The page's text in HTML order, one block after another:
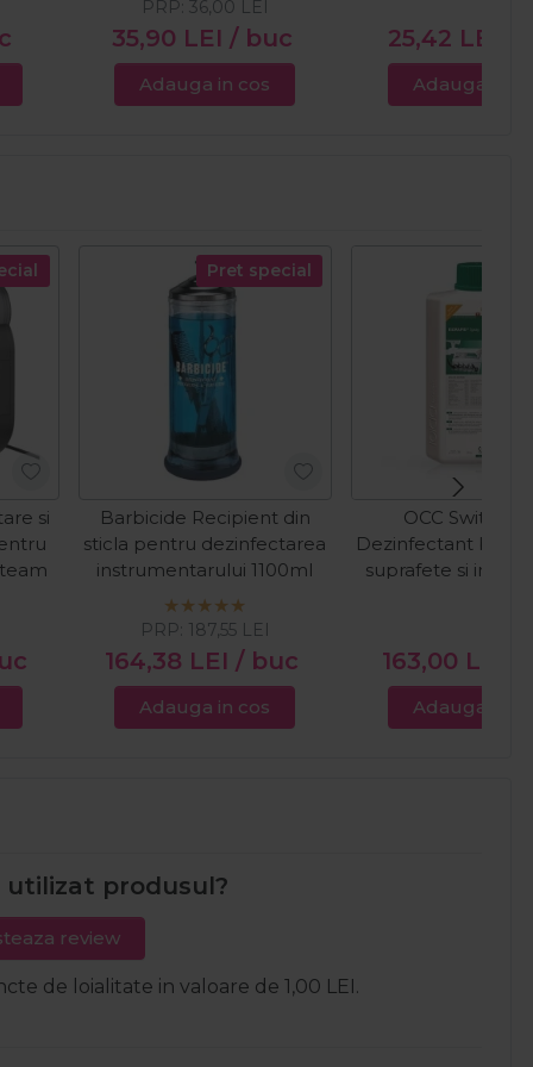
35,90 LEI / buc
PRP: 36,00 LEI
Adauga in cos
25,42 LEI
Adauga in
si
Pret special
Barbicide Recipient din
sticla pentru dezinfectarea
instrumentarului 1100ml
164,38 LEI / buc
PRP: 187,55 LEI
Adauga in cos
OCC
Dezinfectant
suprafete si
163,00 LEI
Adauga in
utilizat produsul?
review
de loialitate in valoare de 1,00 LEI.